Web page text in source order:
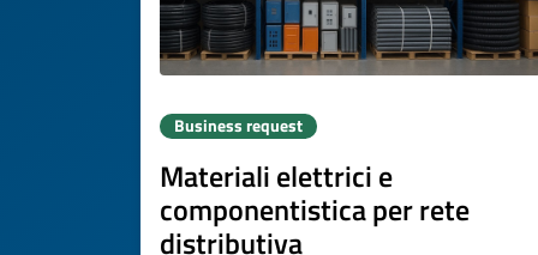
Business request
Materiali elettrici e
componentistica per rete
distributiva